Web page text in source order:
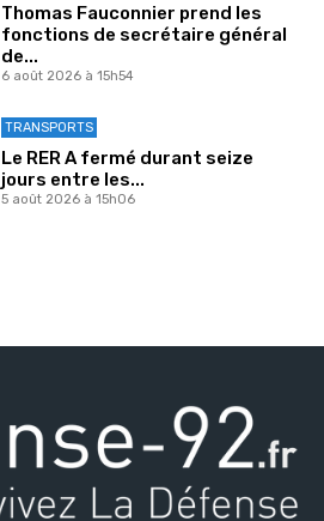
Thomas Fauconnier prend les
fonctions de secrétaire général
de...
6 août 2026 à 15h54
TRANSPORTS
Le RER A fermé durant seize
jours entre les...
5 août 2026 à 15h06